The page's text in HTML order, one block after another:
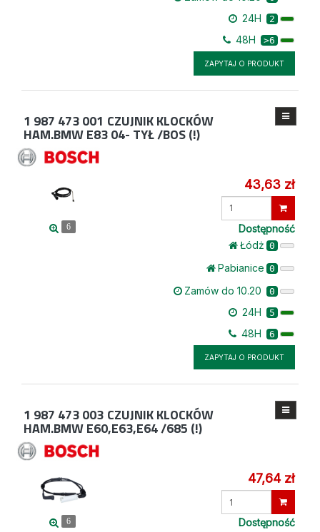
24H 2
48H >6
ZAPYTAJ O PRODUKT
1 987 473 001 CZUJNIK KLOCKÓW
HAM.BMW E83 04- TYŁ /BOS (!)
6
43,63 zł
Wprowadź
Dostępność
Łódż 0
Pabianice 0
Zamów do 10.20 0
24H 5
48H 6
ZAPYTAJ O PRODUKT
1 987 473 003 CZUJNIK KLOCKÓW
HAM.BMW E60,E63,E64 /685 (!)
6
47,64 zł
Dostępność